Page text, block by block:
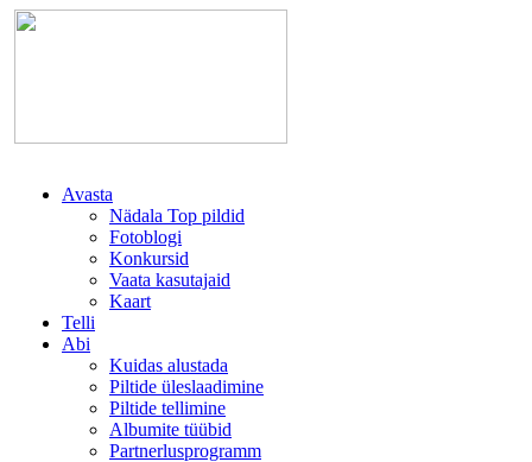
Avasta
Nädala Top pildid
Fotoblogi
Konkursid
Vaata kasutajaid
Kaart
Telli
Abi
Kuidas alustada
Piltide üleslaadimine
Piltide tellimine
Albumite tüübid
Partnerlusprogramm